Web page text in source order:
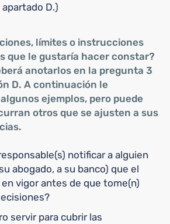
D.)
límites o instrucciones
que le gustaría hacer constar?
anotarlos en la pregunta 3
D. A continuación le
ejemplos, pero puede
otros que se ajusten a sus
notificar a alguien
abogado, a su banco) que el
en vigor antes de que tome(n)
servir para cubrir las